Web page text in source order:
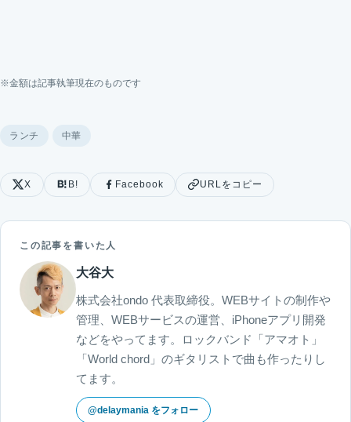
※金額は記事執筆現在のものです
ランチ 中華
X B! Facebook URLをコピー
この記事を書いた人
大谷大
株式会社ondo 代表取締役。WEBサイトの制作や
管理、WEBサービスの運営、iPhoneアプリ開発
などをやってます。ロックバンド「アマオト」
「World chord」のギタリストで曲も作ったりし
てます。
@delaymania をフォロー